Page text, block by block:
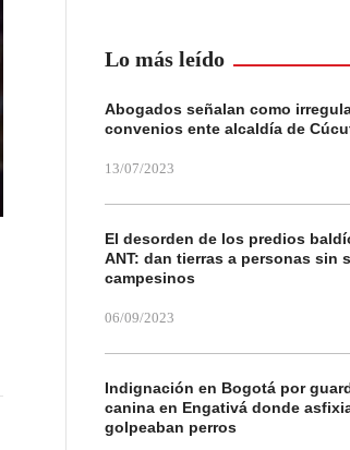
Lo más leído
Abogados señalan como
convenios ente alcaldía de
13/07/2023
El desorden de los predios
ANT: dan tierras a personas sin
campesinos
06/09/2023
Indignación en Bogotá por
canina en Engativá donde
golpeaban perros